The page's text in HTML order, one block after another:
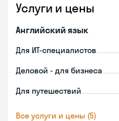
Услуги и цены
Английский язык
Для ИТ-специалистов
Деловой - для бизнеса
Для путешествий
Все услуги и цены (5)